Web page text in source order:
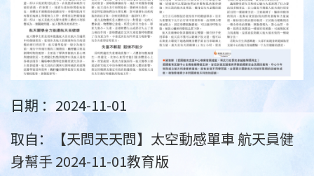
日期 ：2024-11-01
取自： 【天問天天問】太空動感單車 航天員健
身幫手 2024-11-01教育版